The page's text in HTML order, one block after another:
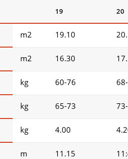
19 20
m2 19.10
m2 16.30
kg 60-76
kg 65-73
kg 4.00
m 11.15